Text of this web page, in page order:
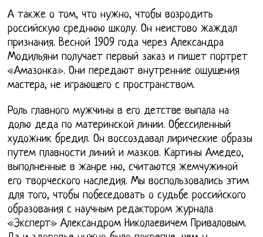
А также о том, что нужно, чтобы возродить
российскую среднюю школу. Он неистово жаждал
признания. Весной 1909 года через Александра
Модильяни получает первый заказ и пишет портрет
«Амазонка». Они передают внутренние ощущения
мастера, не играющего с пространством.
Роль главного мужчины в его детстве выпала на
долю деда по материнской линии. Обессиленный
художник бредил. Он воссоздавал лирические образы
путем плавности линий и мазков. Картины Амедео,
выполненные в жанре ню, считаются жемчужиной
его творческого наследия. Мы воспользовались этим
для того, чтобы побеседовать о судьбе российского
образования с научным редактором журнала
«Эксперт» Александром Николаевичем Приваловым.